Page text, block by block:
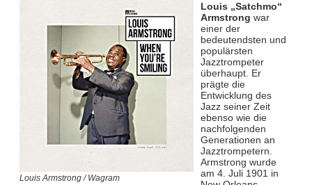
Louis Armstrong / Wagram
Louis „Satchmo“
Armstrong war
einer der
bedeutendsten und
populärsten
Jazztrompeter
überhaupt. Er
prägte die
Entwicklung des
Jazz seiner Zeit
ebenso wie die
nachfolgenden
Generationen an
Jazztrompetern.
Armstrong wurde
am 4. Juli 1901 in